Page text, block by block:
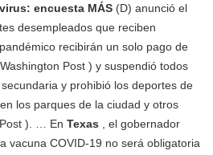
encuesta MÁS (D) anunció el
desempleados que reciben
recibirán un solo pago de
Post ) y suspendió todos
y prohibió los deportes de
los parques de la ciudad y otros
). … En Texas , el gobernador
vacuna COVID-19 no será obligatoria